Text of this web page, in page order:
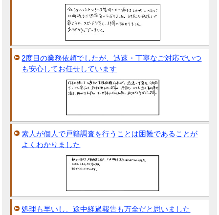
2度目の業務依頼でしたが、迅速・丁寧なご対応でいつ
も安心してお任せしています
素人が個人で戸籍調査を行うことは困難であることが
よくわかりました
処理も早いし、途中経過報告も万全だと思いました